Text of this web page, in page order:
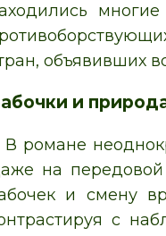
объявивших
и
В романе
на передовой
и смену
с